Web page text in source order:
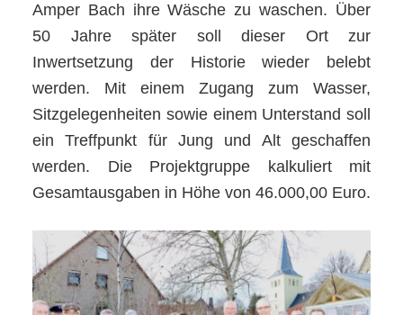
Amper Bach ihre Wäsche zu waschen. Über
50 Jahre später soll dieser Ort zur
Inwertsetzung der Historie wieder belebt
werden. Mit einem Zugang zum Wasser,
Sitzgelegenheiten sowie einem Unterstand soll
ein Treffpunkt für Jung und Alt geschaffen
werden. Die Projektgruppe kalkuliert mit
Gesamtausgaben in Höhe von 46.000,00 Euro.